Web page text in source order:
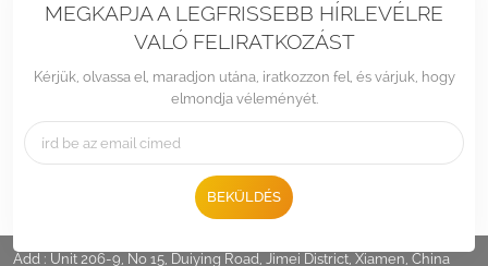
MEGKAPJA A LEGFRISSEBB HÍRLEVÉLRE
VALÓ FELIRATKOZÁST
Kérjük, olvassa el, maradjon utána, iratkozzon fel, és várjuk, hogy
elmondja véleményét.
BEKÜLDÉS
Add : Unit 206-9, No 15, Duiying Road, Jimei District, Xiamen, China